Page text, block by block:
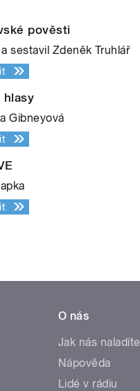
pověsti
sestavil Zdeněk Truhlář
hlasy
Gibneyová
O nás
Jak nás naladíte
Nápověda
Lidé v rádiu